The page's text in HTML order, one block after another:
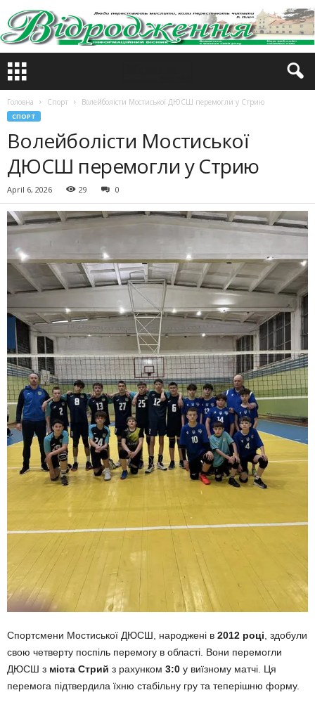
Головна Спорт Волейболісти Мостиської ДЮСШ перемогли у Стрию
СПОРТ
Волейболісти Мостиської
ДЮСШ перемогли у Стрию
April 6, 2026 29 0
Спортсмени Мостиської ДЮСШ, народжені в 2012 році , здобули
свою четверту поспіль перемогу в області. Вони перемогли
ДЮСШ з міста Стрий з рахунком 3:0 у виїзному матчі. Ця
перемога підтвердила їхню стабільну гру та теперішню форму.